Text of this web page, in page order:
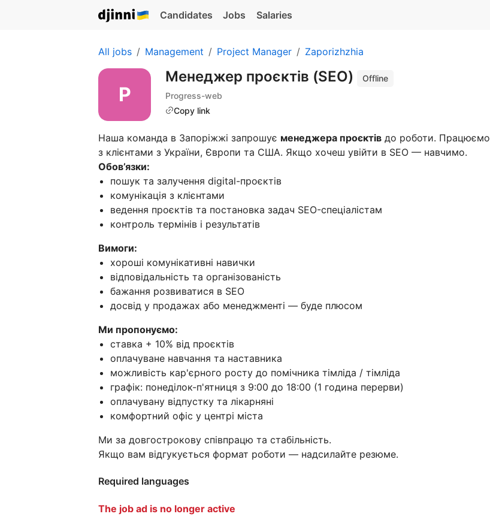
Candidates Jobs Salaries
All jobs Management Project Manager Zaporizhzhia
Менеджер проєктів (SEO)
Offline
Progress-web
Copy link
Наша команда в Запоріжжі запрошує менеджера проєктів до роботи. Працюємо
з клієнтами з України, Європи та США. Якщо хочеш увійти в SEO — навчимо.
Обов’язки:
пошук та залучення digital-проєктів
комунікація з клієнтами
ведення проєктів та постановка задач SEO-спеціалістам
контроль термінів і результатів
Вимоги:
хороші комунікативні навички
відповідальність та організованість
бажання розвиватися в SEO
досвід у продажах або менеджменті — буде плюсом
Ми пропонуємо:
ставка + 10% від проєктів
оплачуване навчання та наставника
можливість кар'єрного росту до помічника тімліда / тімліда
графік: понеділок-п'ятниця з 9:00 до 18:00 (1 година перерви)
оплачувану відпустку та лікарняні
комфортний офіс у центрі міста
Ми за довгострокову співпрацю та стабільність.
Якщо вам відгукується формат роботи — надсилайте резюме.
Required languages
The job ad is no longer active